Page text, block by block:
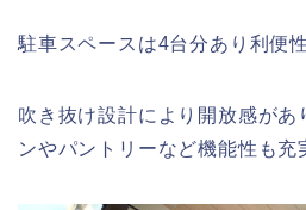
駐車スペースは4台分あり利便
吹き抜け設計により開放感があ
ンやパントリーなど機能性も充